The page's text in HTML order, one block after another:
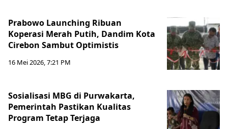
Prabowo Launching Ribuan
Koperasi Merah Putih, Dandim Kota
Cirebon Sambut Optimistis
16 Mei 2026, 7:21 PM
Sosialisasi MBG di Purwakarta,
Pemerintah Pastikan Kualitas
Program Tetap Terjaga